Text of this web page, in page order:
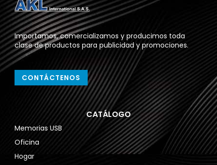
Importamos, comercializamos y producimos toda
clase de productos para publicidad y promociones.
CONTÁCTENOS
CATÁLOGO
Memorias USB
Oficina
Hogar